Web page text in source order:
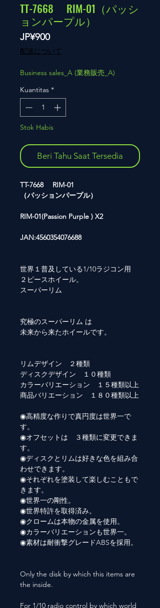
TT-7668 RIM-01（パッシ
ョンパープル）
JP¥900Harga
配送について
Business sales_A (業務販売_A)
Kuantitas *
Stok Habis
Beri Tahu Saat Tersedia
TT-7668 RIM-01
（パッションパープル）
RIM-01(Passion Purple ) X2
JAN:4560354076688
世界１普及している1/10ラジコン用
２ピースホイール。
スーパーリム
究極のスーパーリム は
未来から来たホイールです。
リムデザイン ２種類
ディスクデザイン １０種類
カラーバリエーション １５種類以上
商品バリエーション １８０種類以上
◉高精度な作りで真円度は世界一で
す。
◉オフセットは ３種類に変更できま
す。
◉ディスクとリムは好きな色を組み合
わせできます。
◉それぞれを塗装して楽しむこともで
きます。
◉世界一の剛性。
◉世界特許を取得済み。
◉クロームは本物の金属を使用。
◉カラーバリエーションも世界一。
◉素材は耐衝撃グレードABSを採用。
Only the disk by which this items are
the inside.
For 1/10 radio control by which world